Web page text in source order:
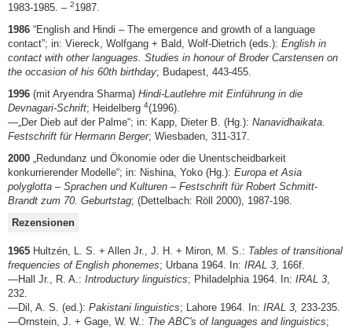
1983-1985. – 21987.
1986 “English and Hindi – The emergence and growth of a language
contact”; in: Viereck, Wolfgang + Bald, Wolf-Dietrich (eds.): English in
contact with other languages. Studies in honour of Broder Carstensen on
the occasion of his 60th birthday; Budapest, 443-455.
1996 (mit Aryendra Sharma) Hindi-Lautlehre mit Einführung in die
Devnagari-Schrift; Heidelberg 4(1996).
—„Der Dieb auf der Palme“; in: Kapp, Dieter B. (Hg.): Nanavidhaikata.
Festschrift für Hermann Berger; Wiesbaden, 311-317.
2000 „Redundanz und Ökonomie oder die Unentscheidbarkeit
konkurrierender Modelle“; in: Nishina, Yoko (Hg.): Europa et Asia
polyglotta – Sprachen und Kulturen – Festschrift für Robert Schmitt-
Brandt zum 70. Geburtstag; (Dettelbach: Röll 2000), 1987-198.
Rezensionen
1965 Hultzén, L. S. + Allen Jr., J. H. + Miron, M. S.: Tables of transitional
frequencies of English phonemes; Urbana 1964. In: IRAL 3, 166f.
—Hall Jr., R. A.: Introductury linguistics; Philadelphia 1964. In: IRAL 3,
232.
—Dil, A. S. (ed.): Pakistani linguistics; Lahore 1964. In: IRAL 3, 233-235.
—Ornstein, J. + Gage, W. W.: The ABC's of languages and linguistics;